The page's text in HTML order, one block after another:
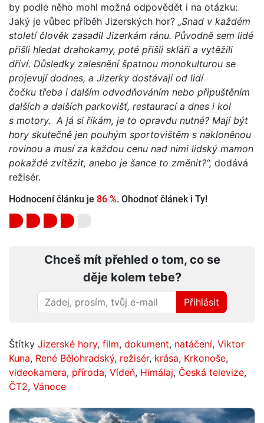
by podle něho mohl možná odpovědět i na otázku:
Jaký je vůbec příběh Jizerských hor? „Snad v každém
století člověk zasadil Jizerkám ránu. Původně sem lidé
přišli hledat drahokamy, poté přišli skláři a vytěžili
dříví. Důsledky zalesnění špatnou monokulturou se
projevují dodnes, a Jizerky dostávají od lidí
čočku třeba i dalším odvodňováním nebo připuštěním
dalších a dalších parkovišť, restaurací a dnes i kol
s motory. A já si říkám, je to opravdu nutné? Mají být
hory skutečně jen pouhým sportovištěm s nakloněnou
rovinou a musí za každou cenu nad nimi lidský mamon
pokaždé zvítězit, anebo je šance to změnit?“, dodává
režisér.
Hodnocení článku je 86 %. Ohodnoť článek i Ty!
Chceš mít přehled o tom, co se
děje kolem tebe?
Přihlásit
Štítky Jizerské hory, film, dokument, natáčení, Viktor
Kuna, René Bělohradský, režisér, krása, Krkonoše,
videokamera, příroda, Vídeň, Himálaj, Česká televize,
ČT2, Vánoce